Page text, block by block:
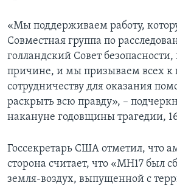
«Мы поддерживаем работу,
Совместная группа по
голландский Совет безопасности,
причине, и мы призываем всех к
сотрудничеству для оказания
раскрыть всю правду», –
накануне годовщины трагедии,
Госсекретарь США отметил, что
сторона считает, что «MH17 был
земля-воздух, выпущенной с